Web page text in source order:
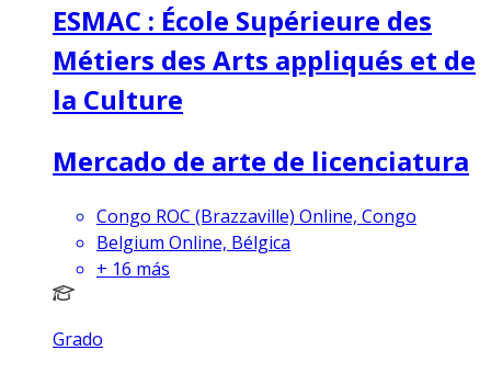
ESMAC : École Supérieure des
Métiers des Arts appliqués et de
la Culture
Mercado de arte de licenciatura
Congo ROC (Brazzaville) Online, Congo
Belgium Online, Bélgica
+ 16 más
Grado